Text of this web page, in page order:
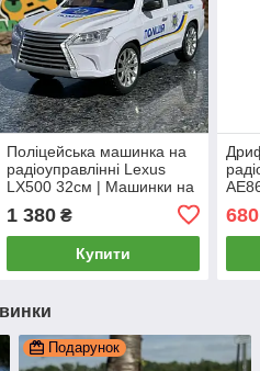
Поліцейська машинка на
радіоуправлінні Lexus
LX500 32см | Машинки на
пульті управління | Джип
поліція на радіокеруванні
1 380₴
Купити
680
Подарунок